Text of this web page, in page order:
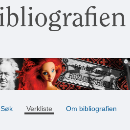
Søk Verkliste Om bibliografien